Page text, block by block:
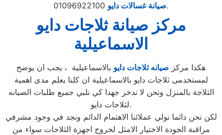
صيانة غسالات دايو01096922100.
مركز صيانة ثلاجات دايو
الاسماعيلية
هكذا مركز صيانه ثلاجات دايو بالاسماعيلية ، يجب ان يوضح
لمستخدمى ثلاجات دايو بالاسماعيلية ان كلنا يعلم مدى اهمية
الثلاجة بالمنزل ونحن لا ندخر جهدا كي نلبي جميع طلبات الصيانه
لثلاجات دايو.
لكن نحن دائما نولي عملائنا الاهتمام الدائم ونجد في وجود مشرفي
مراقبة الجودة الاختيار الامثل لخروج اجهزة الثلاجات سواء من